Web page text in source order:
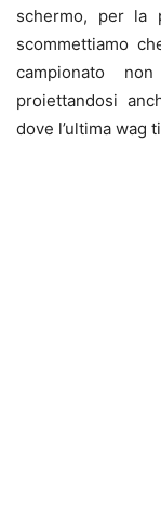
schermo, per la
scommettiamo
campionato
proiettandosi
dove l’ultima wag